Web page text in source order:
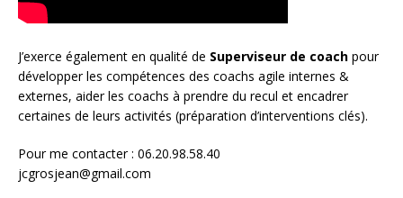
J’exerce également en qualité de Superviseur de coach pour
développer les compétences des coachs agile internes &
externes, aider les coachs à prendre du recul et encadrer
certaines de leurs activités (préparation d’interventions clés).
Pour me contacter : 06.20.98.58.40
jcgrosjean@gmail.com